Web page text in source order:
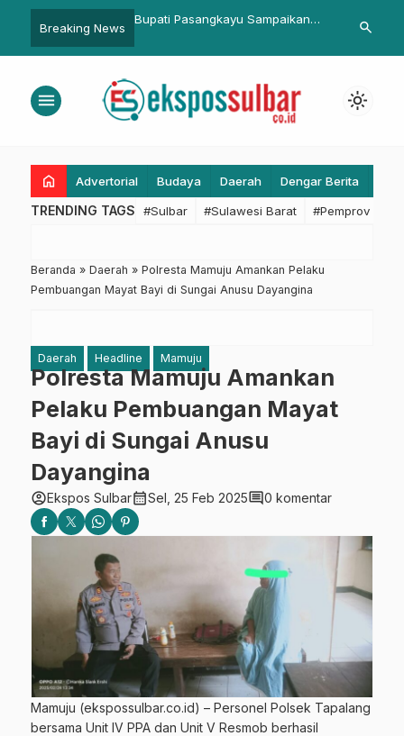
Breaking News
Presiden ke OPD
BKDD Pasangkayu Sudah Terima
UPTD
Petani
search
menu light_mode
home Advertorial Budaya Daerah Dengar Berita
TRENDING TAGS #Sulbar #Sulawesi Barat #Pemprov
Beranda » Daerah » Polresta Mamuju Amankan Pelaku
Pembuangan Mayat Bayi di Sungai Anusu Dayangina
Daerah Headline Mamuju
Polresta Mamuju Amankan
Pelaku Pembuangan Mayat
Bayi di Sungai Anusu
Dayangina
account_circleEkspos Sulbarcalendar_monthSel, 25 Feb 2025comment0 komentar
Mamuju (ekspossulbar.co.id) – Personel Polsek Tapalang
bersama Unit IV PPA dan Unit V Resmob berhasil